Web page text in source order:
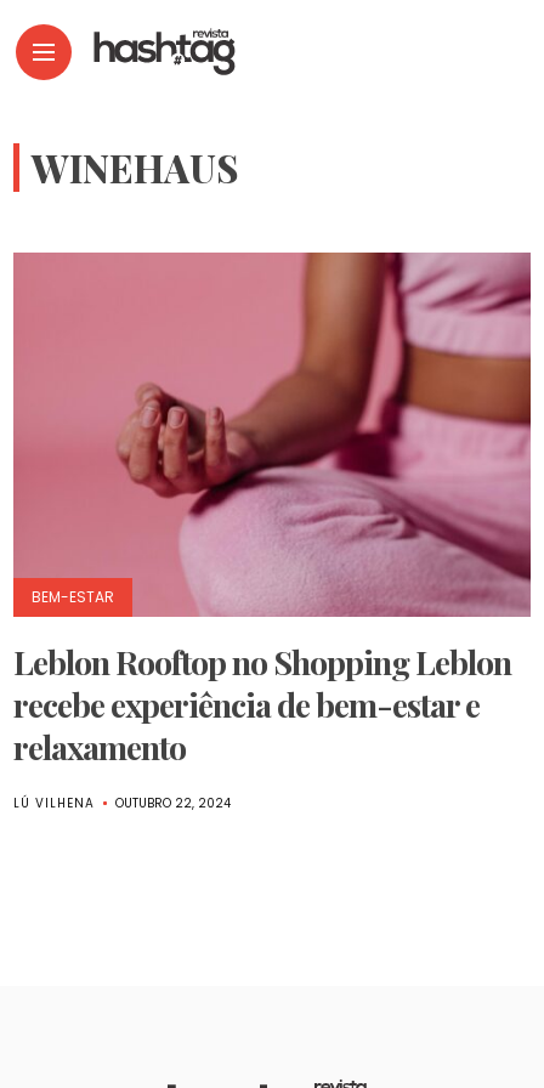
WINEHAUS
BEM-ESTAR
Leblon Rooftop no Shopping Leblon
recebe experiência de bem-estar e
relaxamento
LÚ VILHENA OUTUBRO 22, 2024